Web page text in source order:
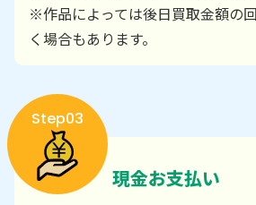
※作品によっては後日買取金額の
く場合もあります。
Step03
現金お支払い